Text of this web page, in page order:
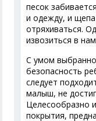
песок
и одежду, и
отряхиваться.
извозиться в
С умом
безопасность
следует
малыш, не
Целесообразно
покрытия,